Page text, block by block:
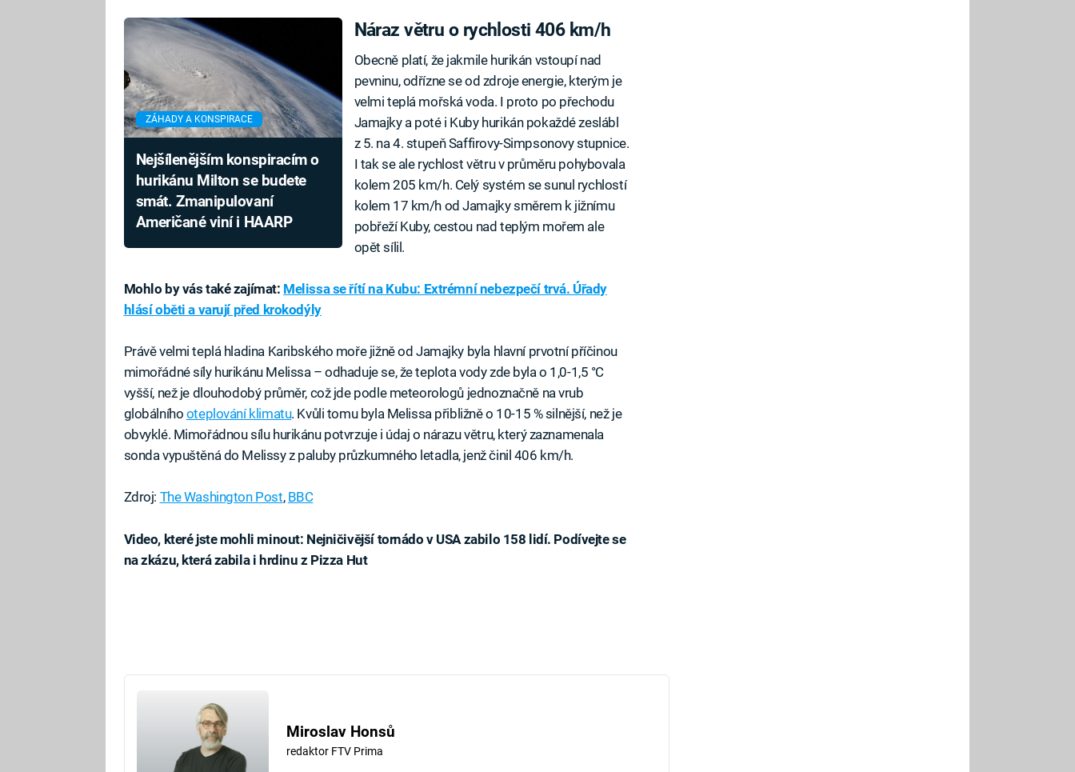
ZÁHADY A KONSPIRACE
Nejšílenějším konspiracím o
hurikánu Milton se budete
smát. Zmanipulovaní
Američané viní i HAARP
Náraz větru o rychlosti 406 km/h
Obecně platí, že jakmile hurikán vstoupí nad
pevninu, odřízne se od zdroje energie, kterým je
velmi teplá mořská voda. I proto po přechodu
Jamajky a poté i Kuby hurikán pokaždé zeslábl
z 5. na 4. stupeň Saffirovy-Simpsonovy stupnice.
I tak se ale rychlost větru v průměru pohybovala
kolem 205 km/h. Celý systém se sunul rychlostí
kolem 17 km/h od Jamajky směrem k jižnímu
pobřeží Kuby, cestou nad teplým mořem ale
opět sílil.
Mohlo by vás také zajímat: Melissa se řítí na Kubu: Extrémní nebezpečí trvá. Úřady
hlásí oběti a varují před krokodýly
Právě velmi teplá hladina Karibského moře jižně od Jamajky byla hlavní prvotní příčinou
mimořádné síly hurikánu Melissa – odhaduje se, že teplota vody zde byla o 1,0-1,5 °C
vyšší, než je dlouhodobý průměr, což jde podle meteorologů jednoznačně na vrub
globálního oteplování klimatu. Kvůli tomu byla Melissa přibližně o 10-15 % silnější, než je
obvyklé. Mimořádnou sílu hurikánu potvrzuje i údaj o nárazu větru, který zaznamenala
sonda vypuštěná do Melissy z paluby průzkumného letadla, jenž činil 406 km/h.
Zdroj: The Washington Post, BBC
Video, které jste mohli minout: Nejničivější tornádo v USA zabilo 158 lidí. Podívejte se
na zkázu, která zabila i hrdinu z Pizza Hut
Miroslav Honsů
redaktor FTV Prima